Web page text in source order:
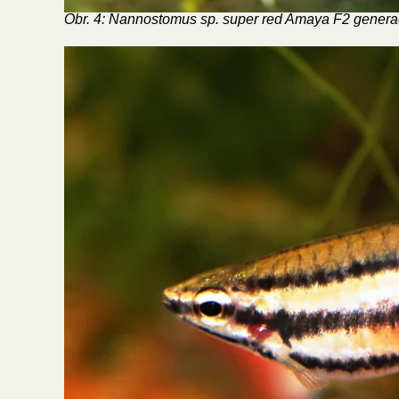
Obr. 4: Nannostomus sp. super red Amaya F2